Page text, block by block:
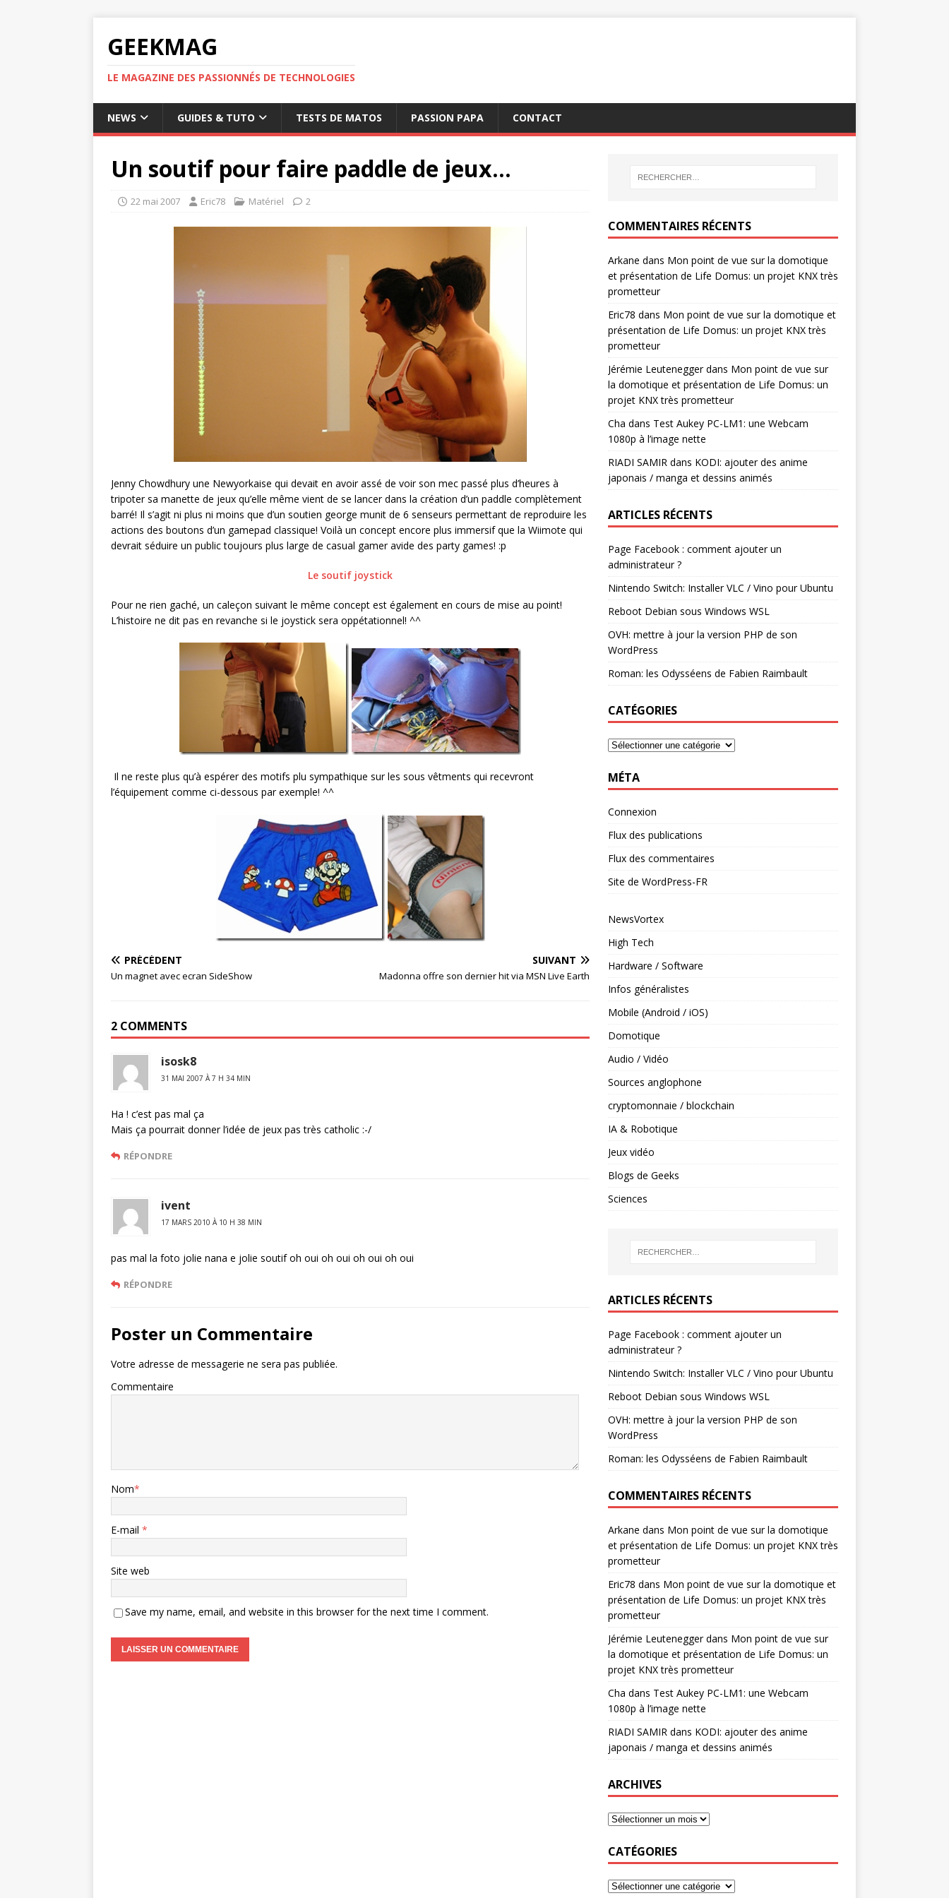
GEEKMAG
LE MAGAZINE DES PASSIONNÉS DE TECHNOLOGIES
NEWS GUIDES & TUTO TESTS DE MATOS PASSION PAPA CONTACT
Un soutif pour faire paddle de jeux…
22 mai 2007 Eric78 Matériel 2
Jenny Chowdhury une Newyorkaise qui devait en avoir assé de voir son mec passé plus d’heures à
tripoter sa manette de jeux qu’elle même vient de se lancer dans la création d’un paddle complètement
barré! Il s’agit ni plus ni moins que d’un soutien george munit de 6 senseurs permettant de reproduire les
actions des boutons d’un gamepad classique! Voilà un concept encore plus immersif que la Wiimote qui
devrait séduire un public toujours plus large de casual gamer avide des party games! :p
Le soutif joystick
Pour ne rien gaché, un caleçon suivant le même concept est également en cours de mise au point!
L’histoire ne dit pas en revanche si le joystick sera oppétationnel! ^^
Il ne reste plus qu’à espérer des motifs plu sympathique sur les sous vêtments qui recevront
l’équipement comme ci-dessous par exemple! ^^
PRÉCÉDENT
Un magnet avec ecran SideShow
SUIVANT
Madonna offre son dernier hit via MSN Live Earth
2 COMMENTS
isosk8
31 MAI 2007 À 7 H 34 MIN
Ha ! c’est pas mal ça
Mais ça pourrait donner l’idée de jeux pas très catholic :-/
RÉPONDRE
ivent
17 MARS 2010 À 10 H 38 MIN
pas mal la foto jolie nana e jolie soutif oh oui oh oui oh oui oh oui
RÉPONDRE
Poster un Commentaire
Votre adresse de messagerie ne sera pas publiée.
Commentaire
Nom*
E-mail *
Site web
Save my name, email, and website in this browser for the next time I comment.
COMMENTAIRES RÉCENTS
Arkane dans Mon point de vue sur la domotique
et présentation de Life Domus: un projet KNX très
prometteur
Eric78 dans Mon point de vue sur la domotique et
présentation de Life Domus: un projet KNX très
prometteur
Jérémie Leuteneggerdans Mon point de vue sur
la domotique et présentation de Life Domus: un
projet KNX très prometteur
Cha dans Test Aukey PC-LM1: une Webcam
1080p à l’image nette
RIADI SAMIR dans KODI: ajouter des anime
japonais / manga et dessins animés
ARTICLES RÉCENTS
Page Facebook : comment ajouter un
administrateur ?
Nintendo Switch: Installer VLC / Vino pour Ubuntu
Reboot Debian sous Windows WSL
OVH: mettre à jour la version PHP de son
WordPress
Roman: les Odysséens de Fabien Raimbault
CATÉGORIES
MÉTA
Connexion
Flux des publications
Flux des commentaires
Site de WordPress-FR
NewsVortex
High Tech
Hardware / Software
Infos généralistes
Mobile (Android / iOS)
Domotique
Audio / Vidéo
Sources anglophone
cryptomonnaie / blockchain
IA & Robotique
Jeux vidéo
Blogs de Geeks
Sciences
ARTICLES RÉCENTS
Page Facebook : comment ajouter un
administrateur ?
Nintendo Switch: Installer VLC / Vino pour Ubuntu
Reboot Debian sous Windows WSL
OVH: mettre à jour la version PHP de son
WordPress
Roman: les Odysséens de Fabien Raimbault
COMMENTAIRES RÉCENTS
Arkane dans Mon point de vue sur la domotique
et présentation de Life Domus: un projet KNX très
prometteur
Eric78 dans Mon point de vue sur la domotique et
présentation de Life Domus: un projet KNX très
prometteur
Jérémie Leuteneggerdans Mon point de vue sur
la domotique et présentation de Life Domus: un
projet KNX très prometteur
Cha dans Test Aukey PC-LM1: une Webcam
1080p à l’image nette
RIADI SAMIRdans KODI: ajouter des anime
japonais / manga et dessins animés
ARCHIVES
CATÉGORIES